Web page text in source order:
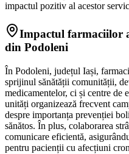
impactul pozitiv al acestor
Impactul farmaciilor
din Podoleni
În Podoleni, județul Iași,
sprijinul sănătății comunității,
medicamentelor, ci și centre de
unități organizează frecvent
despre importanța prevenției
sănătos. În plus, colaborarea
comunicare eficientă,
pentru pacienții cu afecțiuni